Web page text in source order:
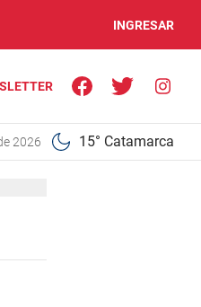
INGRESAR
2026 15° Catamarca